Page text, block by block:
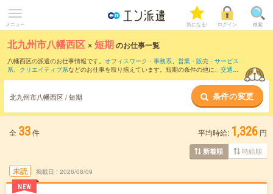
メニュー 気になる! ログイン 検索
北九州市八幡西区 ×短期のお仕事一覧
八幡西区の派遣のお仕事情報です。 オフィスワーク・事務系、 営業・販売・サービス
系、 クリエイティブ系などのお仕事を取り揃えています。短期の条件の他に、 交通費
北九州市八幡西区 / 短期 条件の変更
全 33件 平均時給: 1,326 円
新着順 時給順
未読
NEW
掲載日 2026/08/09